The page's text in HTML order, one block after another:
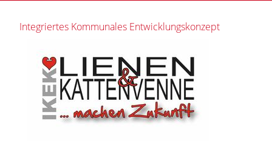
Integriertes Kommunales Entwicklungskonzept